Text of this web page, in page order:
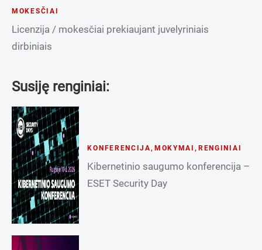
MOKESČIAI
Licenzija / mokesčiai prekiaujant juvelyriniais
dirbiniais
Susiję renginiai:
KONFERENCIJA , MOKYMAI , RENGINIAI
Kibernetinio saugumo konferencija –
ESET Security Day